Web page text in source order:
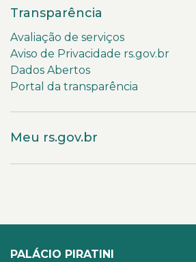
Transparência
Avaliação de serviços
Aviso de Privacidade rs.gov.br
Dados Abertos
Portal da transparência
Meu rs.gov.br
PALÁCIO PIRATINI